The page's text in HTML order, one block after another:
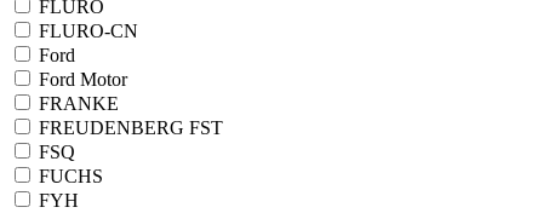
FLURO
FLURO-CN
Ford
Ford Motor
FRANKE
FREUDENBERG FST
FSQ
FUCHS
FYH